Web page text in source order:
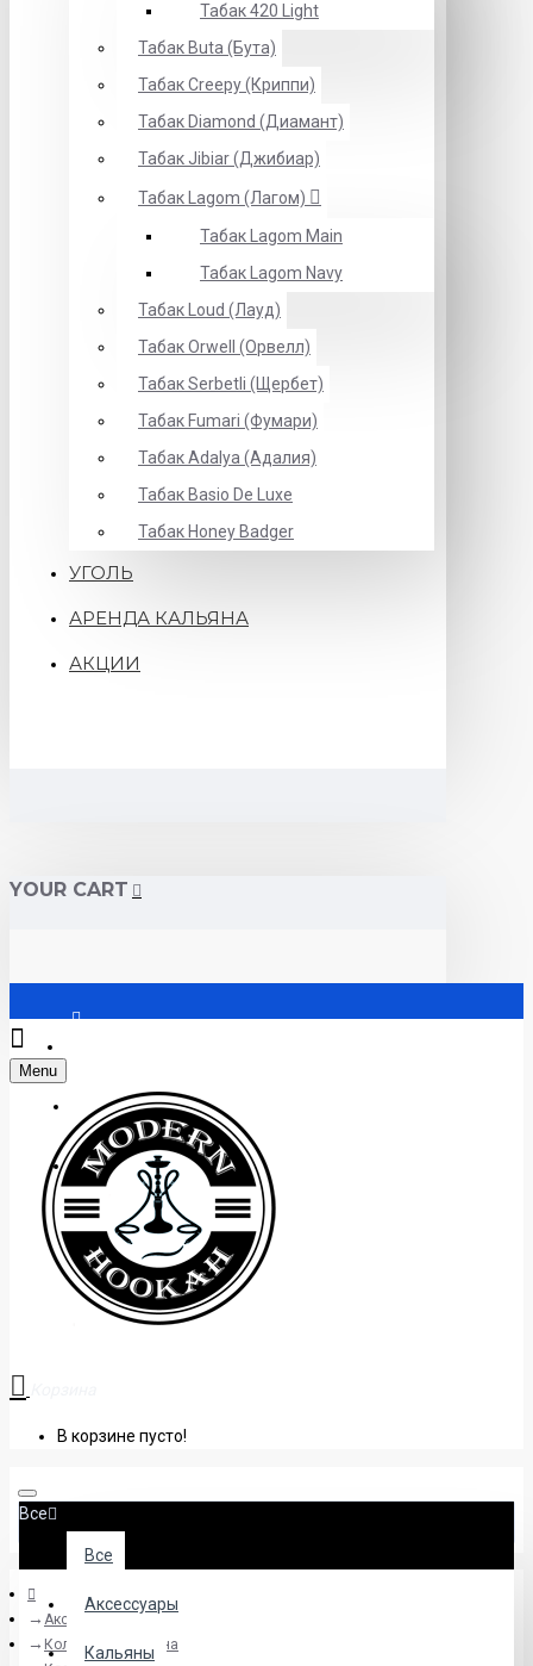
Табак 420 Light
Табак Buta (Бута)
Табак Creepy (Криппи)
Табак Diamond (Диамант)
Табак Jibiar (Джибиар)
Табак Lagom (Лагом)
Табак Lagom Main
Табак Lagom Navy
Табак Loud (Лауд)
Табак Orwell (Орвелл)
Табак Serbetli (Щербет)
Табак Fumari (Фумари)
Табак Adalya (Адалия)
Табак Basio De Luxe
Табак Honey Badger
УГОЛЬ
АРЕНДА КАЛЬЯНА
АКЦИИ
YOUR CART
Регистрация
+38 (095) 945 04 33
Menu
В корзине пусто!
Все
Все
Аксессуары
Кальяны
Аксессуары
Колбы для кальяна